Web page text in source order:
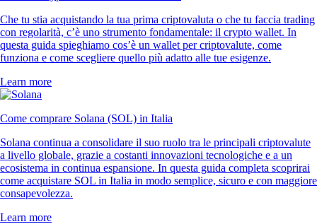
Che tu stia acquistando la tua prima criptovaluta o che tu faccia trading
con regolarità, c’è uno strumento fondamentale: il crypto wallet. In
questa guida spieghiamo cos’è un wallet per criptovalute, come
funziona e come scegliere quello più adatto alle tue esigenze.
Learn more
Come comprare Solana (SOL) in Italia
Solana continua a consolidare il suo ruolo tra le principali criptovalute
a livello globale, grazie a costanti innovazioni tecnologiche e a un
ecosistema in continua espansione. In questa guida completa scoprirai
come acquistare SOL in Italia in modo semplice, sicuro e con maggiore
consapevolezza.
Learn more